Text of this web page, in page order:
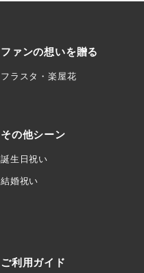
ファンの想いを贈る
フラスタ・楽屋花
その他シーン
誕生日祝い
結婚祝い
ご利用ガイド